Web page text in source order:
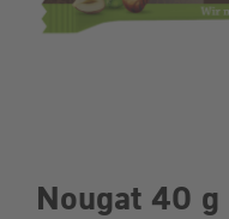
Nougat 40 g